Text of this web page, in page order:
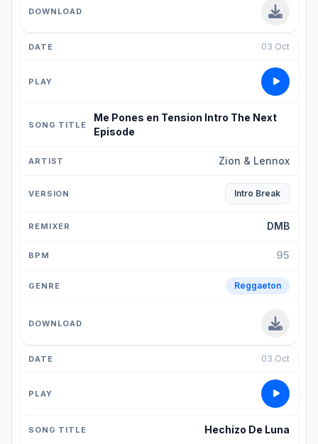
03 Oct
Me Pones en Tension Intro The Next
Episode
Zion & Lennox
Intro Break
DMB
95
Reggaeton
03 Oct
Hechizo De Luna